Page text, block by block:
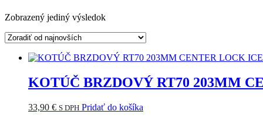
Zobrazený jediný výsledok
KOTÚČ BRZDOVÝ RT70 203MM
33,90 € S DPH Pridať do košíka